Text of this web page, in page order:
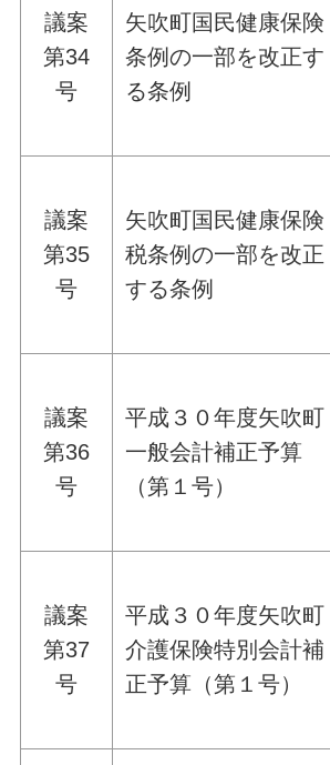
議案
第34
号
矢吹町国民健康保険
条例の一部を改正す
る条例
議案
第35
号
矢吹町国民健康保険
税条例の一部を改正
する条例
議案
第36
号
平成３０年度矢吹町
一般会計補正予算
（第１号）
議案
第37
号
平成３０年度矢吹町
介護保険特別会計補
正予算（第１号）